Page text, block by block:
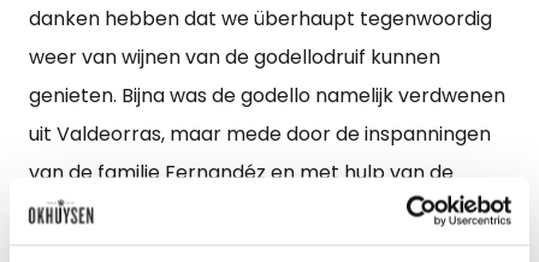
danken hebben dat we überhaupt tegenwoordig
weer van wijnen van de godellodruif kunnen
genieten. Bijna was de godello namelijk verdwenen
uit Valdeorras, maar mede door de inspanningen
van de familie Fernandéz en met hulp van de
Spaanse overheid, zijn er in de jaren ’80 nieuwe